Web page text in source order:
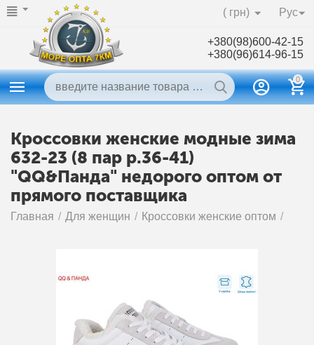
Рус
( грн)
+380(98)600-42-15
+380(96)614-96-15
0
Кроссовки женские модные зима
632-23 (8 пар р.36-41)
"QQ&Панда" недорого оптом от
прямого поставщика
Главная / Для женщин / Кроссовки женские оптом /